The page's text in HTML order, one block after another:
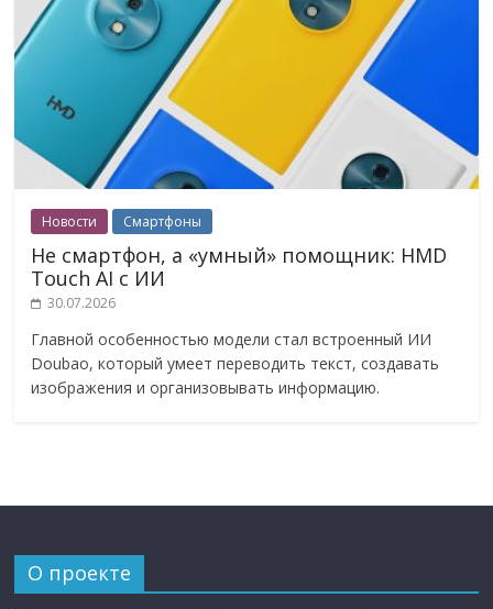
Новости Смартфоны
Не смартфон, а «умный» помощник: HMD
Touch AI с ИИ
30.07.2026
Главной особенностью модели стал встроенный ИИ
Doubao, который умеет переводить текст, создавать
изображения и организовывать информацию.
О проекте